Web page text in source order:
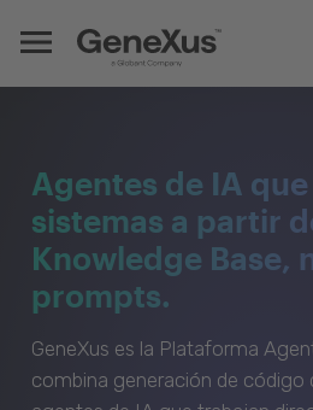
Agentes de IA
sistemas a partir
Knowledge Base,
prompts.
GeneXus es la Plataforma
combina generación de código